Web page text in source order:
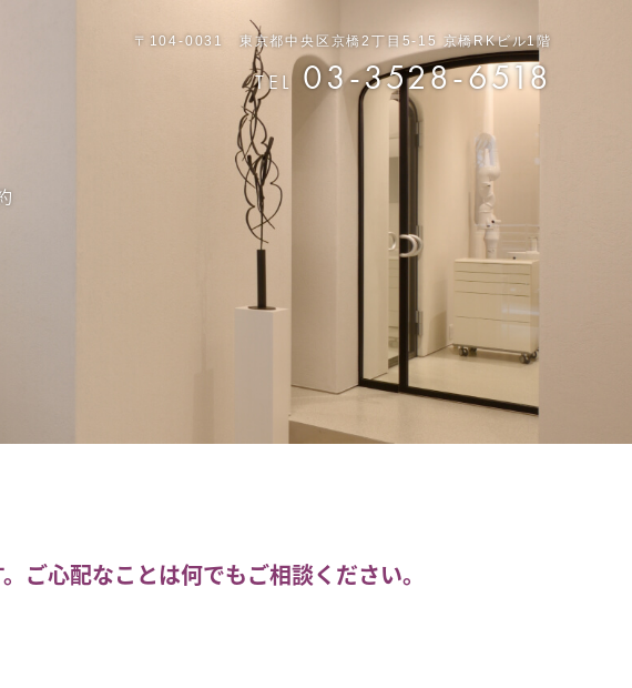
〒104-0031 東京都中央区京橋2丁目5-15 京橋RKビル1階
TEL 03-3528-6518
ご心配なことは何でもご相談ください。